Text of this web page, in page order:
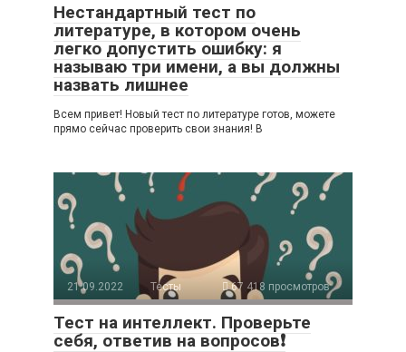
Нестандартный тест по
литературе, в котором очень
легко допустить ошибку: я
называю три имени, а вы должны
назвать лишнее
Всем привет! Новый тест по литературе готов, можете
прямо сейчас проверить свои знания! В
21.09.2022 Тесты 67 418 просмотров
Тест на интеллект. Проверьте
себя, ответив на вопросов❗